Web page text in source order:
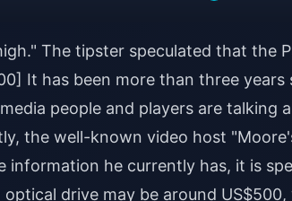
The tipster speculated that the
It has been more than three years
people and players are talking
the well-known video host
information he currently has, it is
drive may be around